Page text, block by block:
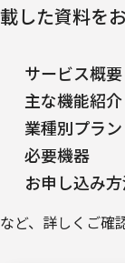
載した資料を
サービス概要
主な機能紹介
業種別プラン
必要機器
お申し込み
など、詳しくご確